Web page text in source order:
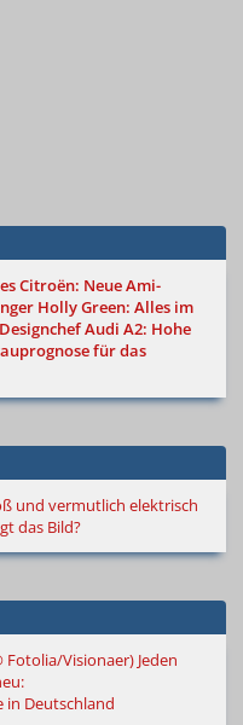
Citroën: Neue Ami-
Holly Green: Alles im
Audi A2: Hohe
für das
und vermutlich elektrisch
das Bild?
Jeden
in Deutschland